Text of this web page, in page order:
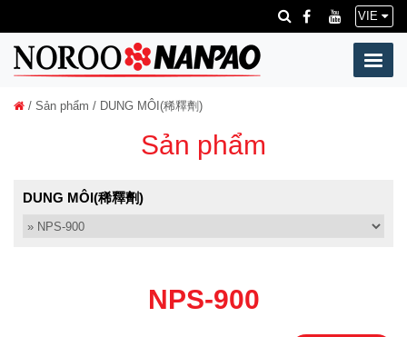
VIE
/ Sản phẩm / DUNG MÔI(稀釋劑)
Sản phẩm
DUNG MÔI(稀釋劑)
NPS-900